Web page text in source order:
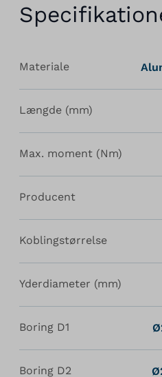
Materiale
Længde (mm)
Max. moment (Nm)
Producent
Koblingstørrelse
Yderdiameter (mm)
Boring D1
Boring D2